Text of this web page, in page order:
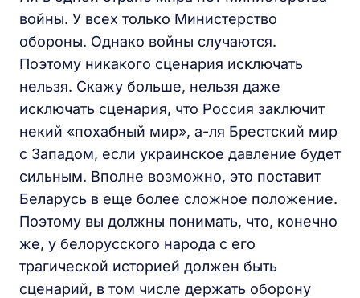
войны. У всех только Министерство
обороны. Однако войны случаются.
Поэтому никакого сценария исключать
нельзя. Скажу больше, нельзя даже
исключать сценария, что Россия заключит
некий «похабный мир», а-ля Брестский мир
с Западом, если украинское давление будет
сильным. Вполне возможно, это поставит
Беларусь в еще более сложное положение.
Поэтому вы должны понимать, что, конечно
же, у белорусского народа с его
трагической историей должен быть
сценарий, в том числе держать оборону